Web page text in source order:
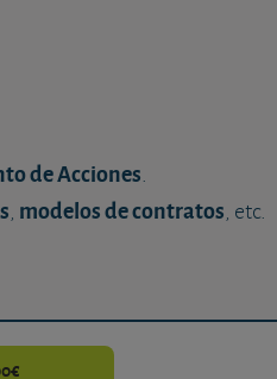
de Acciones.
, modelos de contratos, etc.